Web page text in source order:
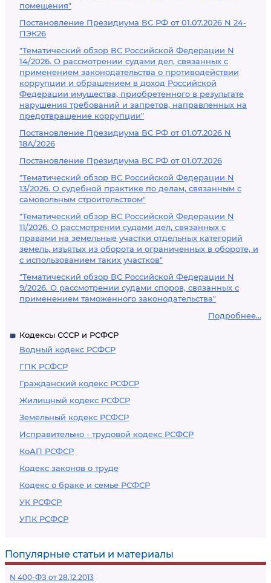
помещения"
Постановление Президиума ВС РФ от 01.07.2026 N 24-
ПЭК26
"Тематический обзор ВС Российской Федерации N
14/2026. О рассмотрении судами дел, связанных с
применением законодательства о противодействии
коррупции и обращением в доход Российской
Федерации имущества, приобретенного в результате
нарушения требований и запретов, направленных на
предотвращение коррупции"
Постановление Президиума ВС РФ от 01.07.2026 N
18А/2026
Постановление Президиума ВС РФ от 01.07.2026
"Тематический обзор ВС Российской Федерации N
13/2026. О судебной практике по делам, связанным с
самовольным строительством"
"Тематический обзор ВС Российской Федерации N
11/2026. О рассмотрении судами дел, связанных с
правами на земельные участки отдельных категорий
земель, изъятых из оборота и ограниченных в обороте, и
с использованием таких участков"
"Тематический обзор ВС Российской Федерации N
9/2026. О рассмотрении судами споров, связанных с
применением таможенного законодательства"
Подробнее...
Кодексы СССР и РСФСР
Водный кодекс РСФСР
ГПК РСФСР
Гражданский кодекс РСФСР
Жилищный кодекс РСФСР
Земельный кодекс РСФСР
Исправительно - трудовой кодекс РСФСР
КоАП РСФСР
Кодекс законов о труде
Кодекс о браке и семье РСФСР
УК РСФСР
УПК РСФСР
Популярные статьи и материалы
N 400-ФЗ от 28.12.2013